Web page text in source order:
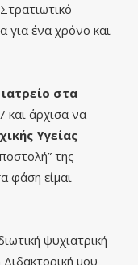
για ένα χρόνο και
στα
και άρχισα να
Υγείας
της
φάση είμαι
ψυχιατρική
μου